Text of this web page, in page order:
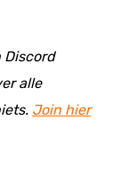
Discord
alle
Join hier